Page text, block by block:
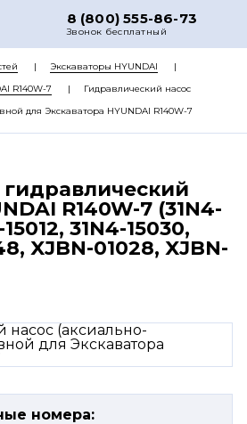
8 (800) 555-86-73
Звонок бесплатный
О НАС
ЗАПЧАСТЕЙ
РЕМОНТ
ЦЕНЫ
КОНТАКТЫ
Экскаваторы HYUNDAI
R140W-7
Гидравлический насос
для Экскаватора HYUNDAI R140W-7
R140W-7 (31N4-
15012, 31N4-15030,
XJBN-01028, XJBN-
номера: